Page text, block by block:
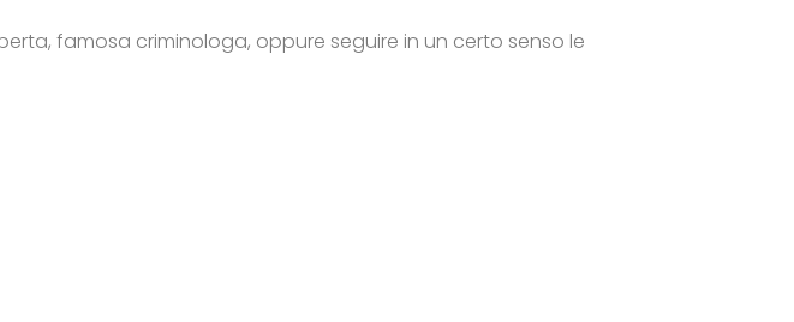
famosa criminologa, oppure seguire in un certo senso le